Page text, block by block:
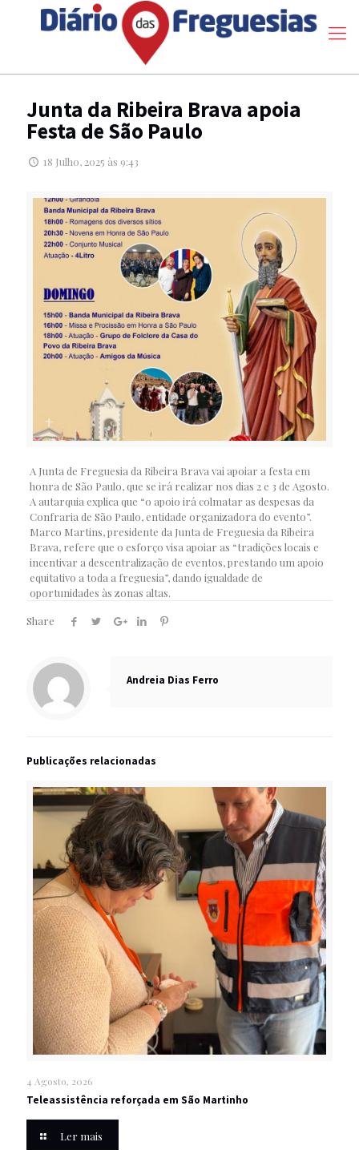
Junta da Ribeira Brava apoia
Festa de São Paulo
18 Julho, 2025 às 9:43
A Junta de Freguesia da Ribeira Brava vai apoiar a festa em
honra de São Paulo, que se irá realizar nos dias 2 e 3 de Agosto.
A autarquia explica que “o apoio irá colmatar as despesas da
Confraria de São Paulo, entidade organizadora do evento”.
Marco Martins, presidente da Junta de Freguesia da Ribeira
Brava, refere que o esforço visa apoiar as “tradições locais e
incentivar a descentralização de eventos, prestando um apoio
equitativo a toda a freguesia”, dando igualdade de
oportunidades às zonas altas.
Share
Andreia Dias Ferro
Publicações relacionadas
4 Agosto, 2026
Teleassistência reforçada em São Martinho
Ler mais